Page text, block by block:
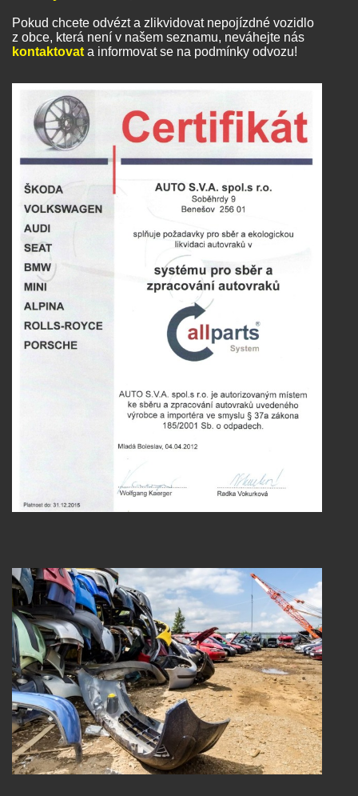
Pokud chcete odvézt a zlikvidovat nepojízdné vozidlo
z obce, která není v našem seznamu, neváhejte nás
kontaktovat a informovat se na podmínky odvozu!